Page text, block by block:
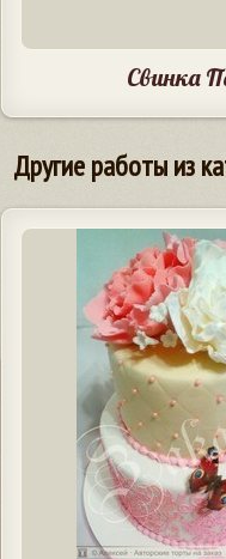
Свинка
Другие работы из